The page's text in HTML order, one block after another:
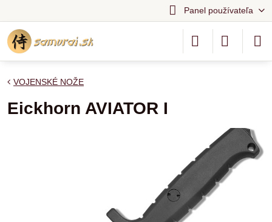
Panel používateľa
VOJENSKÉ NOŽE
Eickhorn AVIATOR I